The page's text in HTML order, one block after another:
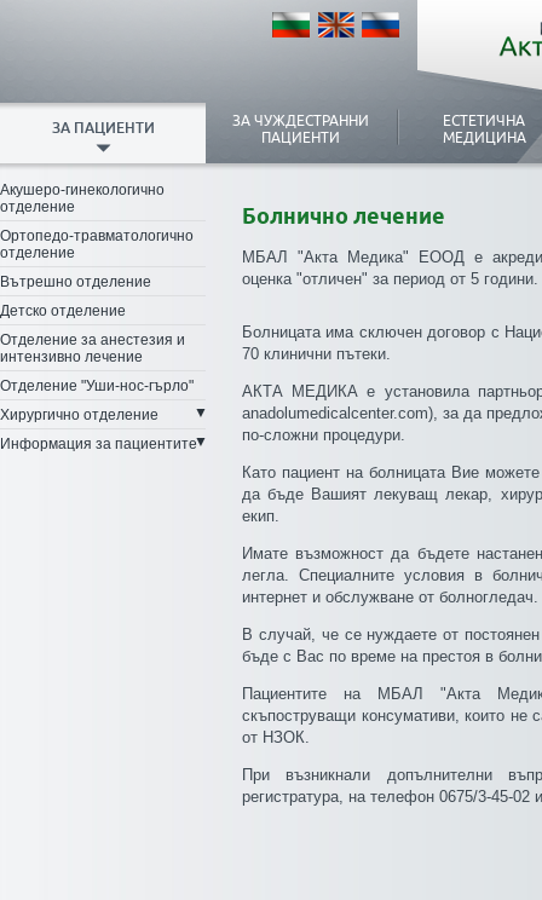
ЗА ПАЦИЕНТИ
ЗА ЧУЖДЕСТРАННИ
ПАЦИЕНТИ
ЕСТЕТИЧНА
МЕДИЦИНА
Акушеро-гинекологично
отделение
Ортопедо-травматологично
отделение
Вътрешно отделение
Детско отделение
Отделение за анестезия и
интензивно лечение
Отделение "Уши-нос-гърло"
Хирургично отделение
▼
Информация за пациентите▼
Болнично лечение
МБАЛ "Акта Медика" ЕООД е
оценка "отличен" за период от 5 години.
Болницата има сключен договор с
70 клинични пътеки.
АКТА МЕДИКА е установила
anadolumedicalcenter.com), за да
по-сложни процедури.
Като пациент на болницата Вие
да бъде Вашият лекуващ лекар,
екип.
Имате възможност да бъдете
легла. Специалните условия в
интернет и обслужване от болногледач.
В случай, че се нуждаете от
бъде с Вас по време на престоя в
Пациентите на МБАЛ "Акта
скъпоструващи консумативи, които не
от НЗОК.
При възникнали допълнителни
регистратура, на телефон 0675/3-45-02